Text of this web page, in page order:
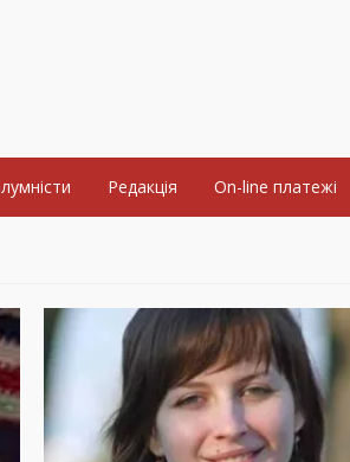
Редакція On-line платежі